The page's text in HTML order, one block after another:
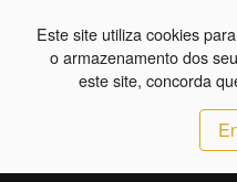
Este site utiliza cookies
o armazenamento dos
este site, concorda